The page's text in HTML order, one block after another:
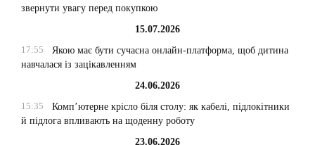
звернути увагу перед покупкою
15.07.2026
17:55
Якою має бути сучасна онлайн-платформа, щоб дитина
навчалася із зацікавленням
24.06.2026
15:35
Комп’ютерне крісло біля столу: як кабелі, підлокітники
й підлога впливають на щоденну роботу
23.06.2026